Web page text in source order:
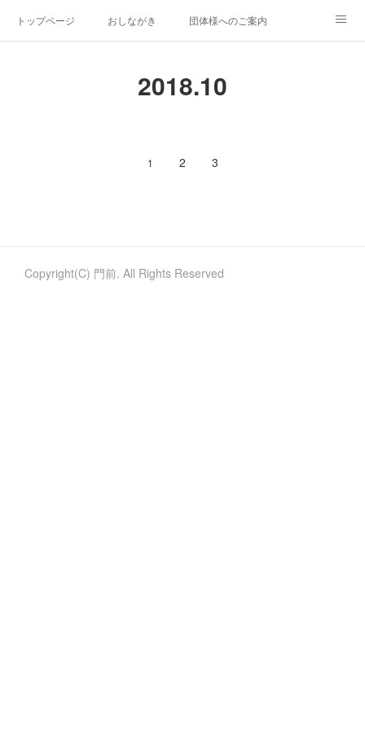
トップページ おしながき 団体様へのご案内
2018.10
1 2 3
Copyright(C) 門前. All Rights Reserved